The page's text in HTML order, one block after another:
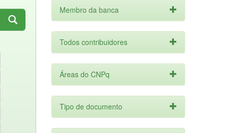
Membro da banca
Todos contribuidores
Áreas do CNPq
Tipo de documento